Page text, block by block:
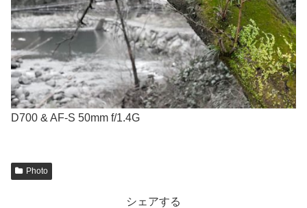
D700 & AF-S 50mm f/1.4G
Photo
シェアする